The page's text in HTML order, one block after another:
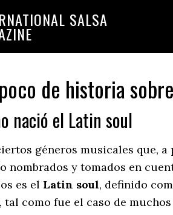
SALSA
de historia
nació el Latin soul
géneros musicales que,
nombrados y tomados en
es el Latin soul, definido
, tal como fue el caso de